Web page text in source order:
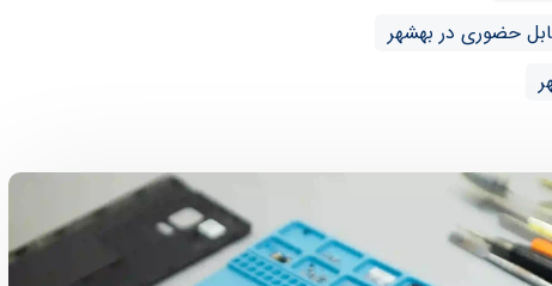
حضوری در بهشهر